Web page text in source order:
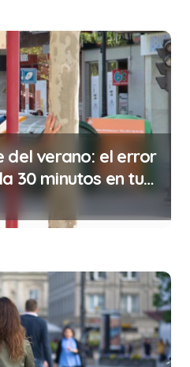
del verano: el error
30 minutos en tu
que te puede